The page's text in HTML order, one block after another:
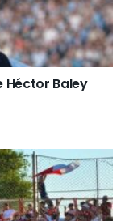
Héctor Baley